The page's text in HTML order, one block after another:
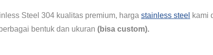
Steel 304 kualitas premium, harga stainless steel kami
bentuk dan ukuran (bisa custom).